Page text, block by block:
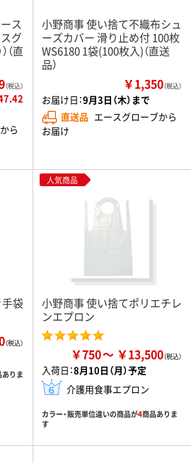
ス
グ
（直
（税込）
ら
小野商事 使い捨て不織布シュ
ーズカバー 滑り止め付 100枚
WS6180 1袋(100枚入)（直送
品）
￥1,350（税込）
お届け日：9月3日（木）まで
直送品 エースグローブから
お届け
袋
ありま
人気商品
小野商事 使い捨てポリエチレ
ンエプロン
￥750 ￥13,500
入荷日：8月10日（月）予定
介護用食事エプロン
カラー・販売単位違いの商品が4商品ありま
す